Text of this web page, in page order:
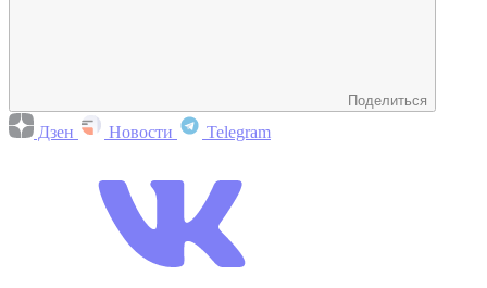
Поделиться
Дзен Новости Telegram